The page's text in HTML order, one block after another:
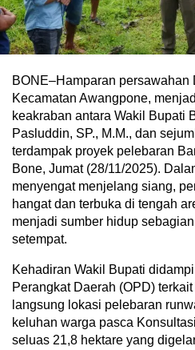
BONE–Hamparan
Kecamatan Awangpone,
keakraban antara Wakil Bupati
Pasluddin, SP., M.M., dan
terdampak proyek pelebaran
Bone, Jumat (28/11/2025).
menyengat menjelang siang,
hangat dan terbuka di tengah
menjadi sumber hidup
setempat.
Kehadiran Wakil Bupati
Perangkat Daerah (OPD)
langsung lokasi pelebaran
keluhan warga pasca
seluas 21,8 hektare yang